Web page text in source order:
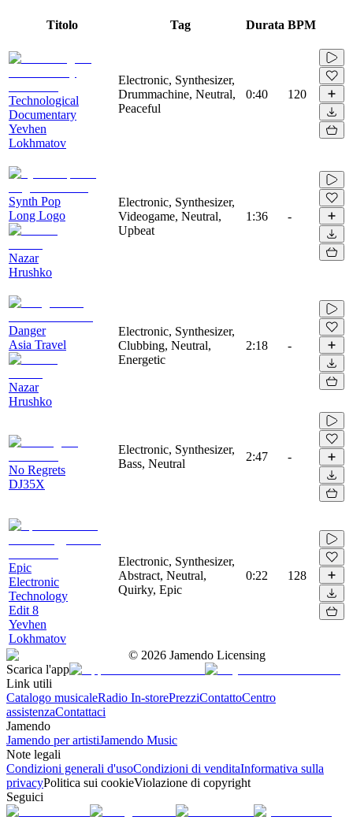
Titolo Tag Durata BPM
Technological
Documentary
Yevhen
Lokhmatov
Electronic, Synthesizer,
Drummachine, Neutral,
Peaceful
0:40 120
Synth Pop
Long Logo
Nazar
Hrushko
Electronic, Synthesizer,
Videogame, Neutral,
Upbeat
1:36 -
Danger
Asia Travel
Nazar
Hrushko
Electronic, Synthesizer,
Clubbing, Neutral,
Energetic
2:18 -
No Regrets
DJ35X
Electronic, Synthesizer,
Bass, Neutral
2:47 -
Epic
Electronic
Technology
Edit 8
Yevhen
Lokhmatov
Electronic, Synthesizer,
Abstract, Neutral,
Quirky, Epic
0:22 128
© 2026 Jamendo Licensing
Scarica l'app
Link utili
Catalogo musicaleRadio In-storePrezziContattoCentro
assistenzaContattaci
Jamendo
Jamendo per artistiJamendo Music
Note legali
Condizioni generali d'usoCondizioni di venditaInformativa sulla
privacyPolitica sui cookieViolazione di copyright
Seguici